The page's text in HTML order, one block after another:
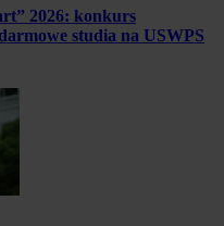
2026: konkurs
studia na USWPS